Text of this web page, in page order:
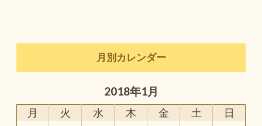
月別カレンダー
2018年1月
月 火 水 木 金 土 日